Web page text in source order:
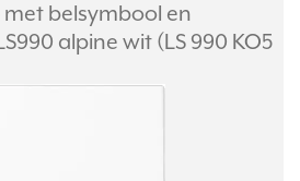
met belsymbool en
alpine wit (LS 990 KO5